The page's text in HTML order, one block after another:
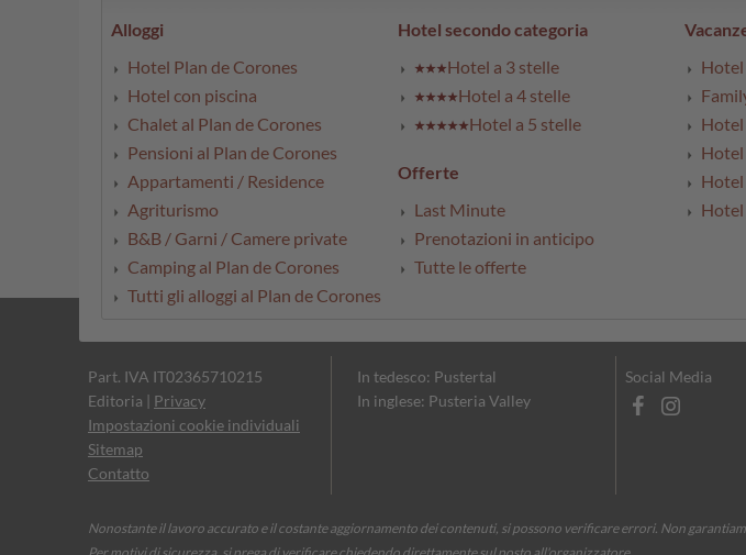
Alloggi
Hotel Plan de Corones
Hotel con piscina
Chalet al Plan de Corones
Pensioni al Plan de Corones
Appartamenti / Residence
Agriturismo
B&B / Garni / Camere private
Camping al Plan de Corones
Tutti gli alloggi al Plan de Corones
Hotel secondo categoria
Hotel a 3 stelle
Hotel a 4 stelle
Hotel a 5 stelle
Offerte
Last Minute
Prenotazioni in anticipo
Tutte le offerte
Hotel
Hotel
Part. IVA IT02365710215
Editoria | Privacy
Impostazioni cookie individuali
Sitemap
Contatto
In tedesco: Pustertal
In inglese: Pusteria Valley
Social Media
Nonostante il lavoro accurato e il costante aggiornamento dei contenuti, si possono verificare errori. Non